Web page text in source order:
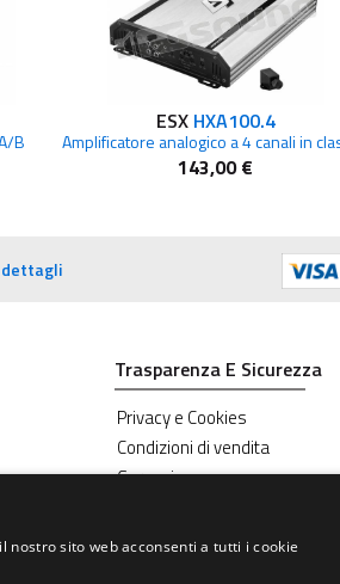
B
ESX HXA100.4
143,00 €
dettagli
Trasparenza E Sicurezza
Privacy e Cookies
Condizioni di vendita
Garanzie
nostro sito web acconsenti a tutti i cookie